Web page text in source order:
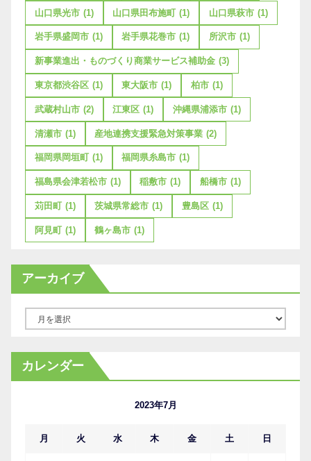
山口県光市 (1) 山口県田布施町 (1) 山口県萩市 (1)
岩手県盛岡市 (1) 岩手県花巻市 (1) 所沢市 (1)
新事業進出・ものづくり商業サービス補助金 (3)
東京都渋谷区 (1) 東大阪市 (1) 柏市 (1)
武蔵村山市 (2) 江東区 (1) 沖縄県浦添市 (1)
清瀬市 (1) 産地連携支援緊急対策事業 (2)
福岡県岡垣町 (1) 福岡県糸島市 (1)
福島県会津若松市 (1) 稲敷市 (1) 船橋市 (1)
苅田町 (1) 茨城県常総市 (1) 豊島区 (1)
阿見町 (1) 鶴ヶ島市 (1)
アーカイブ
カ
イ
カレンダー
2023年7月
月 火 水 木 金 土 日